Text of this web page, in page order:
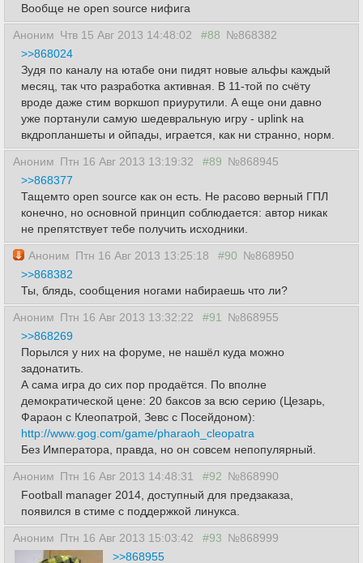
Вообще не open source нифига
Аноним Чтв 15 Авг 2013 14:48:02 #88 №868382
>>868024
Зудя по каналу на ютабе они пидят новые альфы каждый
месяц, так что разработка активная. В 11-той по счёту
вроде даже стим воркшоп приурутили. А еще они давно
уже портанули самую шедевральную игру - uplink на
вкдропланшеты и ойпады, играется, как ни странно, норм.
Аноним Птн 16 Авг 2013 13:19:32 #89 №868945
>>868377
Тащемто open source как он есть. Не расово верный ГПЛ
конечно, но основной принцип соблюдается: автор никак
не препятствует тебе получить исходники.
Аноним Птн 16 Авг 2013 13:25:18 #90 №868950
>>868382
Ты, блядь, сообщения ногами набираешь что ли?
Аноним Птн 16 Авг 2013 13:32:22 #91 №868955
>>868269
Порылся у них на форуме, не нашёл куда можно
задонатить.
А сама игра до сих пор продаётся. По вполне
демократической цене: 20 баксов за всю серию (Цезарь,
Фараон с Клеопатрой, Зевс с Посейдоном):
http://www.gog.com/game/pharaoh_cleopatra
Без Императора, правда, но он совсем непопулярный.
Аноним Птн 16 Авг 2013 14:48:31 #92 №868990
Football manager 2014, доступный для предзаказа,
появился в стиме с поддержкой линукса.
Аноним Птн 16 Авг 2013 15:03:42 #93 №868999
>>868955